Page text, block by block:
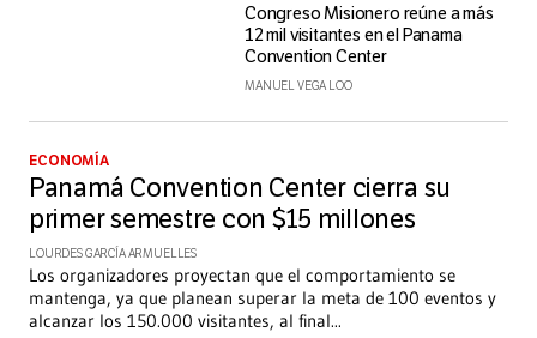
Congreso Misionero reúne a más
12 mil visitantes en el Panama
Convention Center
MANUEL VEGA LOO
ECONOMÍA
Panamá Convention Center cierra su
primer semestre con $15 millones
LOURDES GARCÍA ARMUELLES
Los organizadores proyectan que el comportamiento se
mantenga, ya que planean superar la meta de 100 eventos y
alcanzar los 150.000 visitantes, al final...